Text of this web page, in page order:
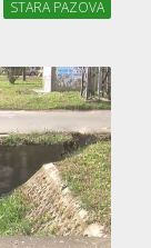
STARA PAZOVA